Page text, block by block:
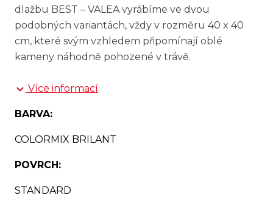
dlažbu BEST – VALEA vyrábíme ve dvou
podobných variantách, vždy v rozměru 40 x 40
cm, které svým vzhledem připomínají oblé
kameny náhodně pohozené v trávě.
Více informací
BARVA:
COLORMIX BRILANT
POVRCH:
STANDARD